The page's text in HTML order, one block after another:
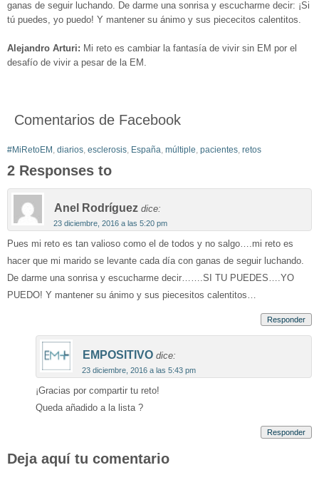
ganas de seguir luchando. De darme una sonrisa y escucharme decir: ¡Si
tú puedes, yo puedo! Y mantener su ánimo y sus piececitos calentitos.
Alejandro Arturi: Mi reto es cambiar la fantasía de vivir sin EM por el
desafío de vivir a pesar de la EM.
Comentarios de Facebook
#MiRetoEM , diarios, esclerosis, España, múltiple, pacientes, retos
2 Responses to
Anel Rodríguez dice:
23 diciembre, 2016 a las 5:20 pm
Pues mi reto es tan valioso como el de todos y no salgo….mi reto es
hacer que mi marido se levante cada día con ganas de seguir luchando.
De darme una sonrisa y escucharme decir…….SI TU PUEDES….YO
PUEDO! Y mantener su ánimo y sus piecesitos calentitos…
Responder
EMPOSITIVO dice:
23 diciembre, 2016 a las 5:43 pm
¡Gracias por compartir tu reto!
Queda añadido a la lista ?
Responder
Deja aquí tu comentario